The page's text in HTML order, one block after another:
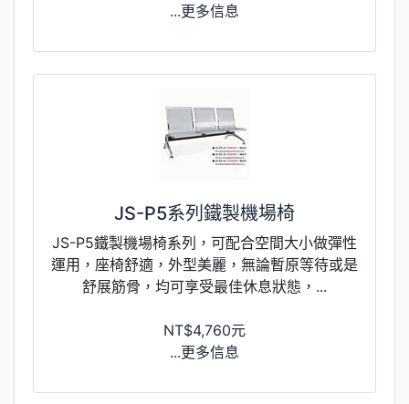
...更多信息
JS-P5系列鐵製機場椅
JS-P5鐵製機場椅系列，可配合空間大小做彈性
運用，座椅舒適，外型美麗，無論暫原等待或是
舒展筋骨，均可享受最佳休息狀態，...
NT$4,760元
...更多信息